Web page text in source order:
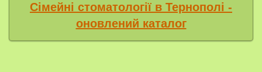
Сімейні стоматології в Тернополі -
оновлений каталог